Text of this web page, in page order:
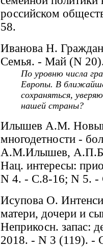
российском
58.
Иванова Н.
Семья. - Май (N
По уровню числа
Европы. В
сохраняться,
нашей страны?
Илышев А.М.
многодетности -
А.М.Илышев,
Нац. интересы:
N 4. - С.8-16; N 5. -
Исупова О.
матери, дочери и
Неприкосн. запас:
2018. - N 3 (119). -